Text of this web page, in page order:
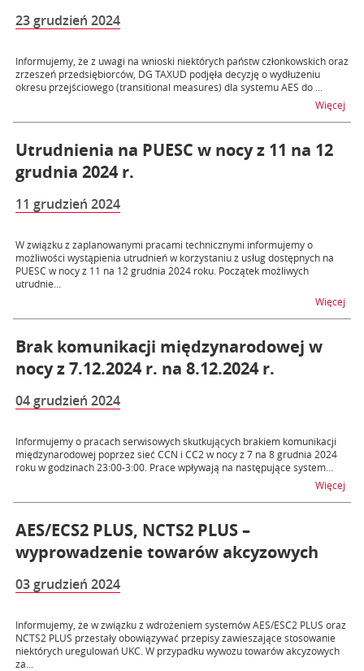
23 grudzień 2024
Informujemy, że z uwagi na wnioski niektórych państw członkowskich oraz
zrzeszeń przedsiębiorców, DG TAXUD podjęła decyzję o wydłużeniu
okresu przejściowego (transitional measures) dla systemu AES do ...
Więcej
Utrudnienia na PUESC w nocy z 11 na 12
grudnia 2024 r.
11 grudzień 2024
W związku z zaplanowanymi pracami technicznymi informujemy o
możliwości wystąpienia utrudnień w korzystaniu z usług dostępnych na
PUESC w nocy z 11 na 12 grudnia 2024 roku. Początek możliwych
utrudnie...
Więcej
Brak komunikacji międzynarodowej w
nocy z 7.12.2024 r. na 8.12.2024 r.
04 grudzień 2024
Informujemy o pracach serwisowych skutkujących brakiem komunikacji
międzynarodowej poprzez sieć CCN i CC2 w nocy z 7 na 8 grudnia 2024
roku w godzinach 23:00-3:00. Prace wpływają na następujące system...
Więcej
AES/ECS2 PLUS, NCTS2 PLUS –
wyprowadzenie towarów akcyzowych
03 grudzień 2024
Informujemy, że w związku z wdrożeniem systemów AES/ESC2 PLUS oraz
NCTS2 PLUS przestały obowiązywać przepisy zawieszające stosowanie
niektórych uregulowań UKC. W przypadku wywozu towarów akcyzowych
za...